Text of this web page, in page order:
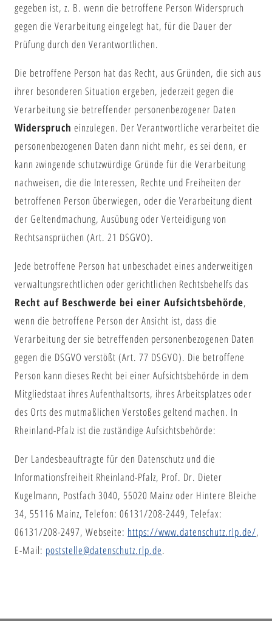
gegeben ist, z. B. wenn die betroffene Person Widerspruch
gegen die Verarbeitung eingelegt hat, für die Dauer der
Prüfung durch den Verantwortlichen.
Die betroffene Person hat das Recht, aus Gründen, die sich aus
ihrer besonderen Situation ergeben, jederzeit gegen die
Verarbeitung sie betreffender personenbezogener Daten
Widerspruch einzulegen. Der Verantwortliche verarbeitet die
personenbezogenen Daten dann nicht mehr, es sei denn, er
kann zwingende schutzwürdige Gründe für die Verarbeitung
nachweisen, die die Interessen, Rechte und Freiheiten der
betroffenen Person überwiegen, oder die Verarbeitung dient
der Geltendmachung, Ausübung oder Verteidigung von
Rechtsansprüchen (Art. 21 DSGVO).
Jede betroffene Person hat unbeschadet eines anderweitigen
verwaltungsrechtlichen oder gerichtlichen Rechtsbehelfs das
Recht auf Beschwerde bei einer Aufsichtsbehörde,
wenn die betroffene Person der Ansicht ist, dass die
Verarbeitung der sie betreffenden personenbezogenen Daten
gegen die DSGVO verstößt (Art. 77 DSGVO). Die betroffene
Person kann dieses Recht bei einer Aufsichtsbehörde in dem
Mitgliedstaat ihres Aufenthaltsorts, ihres Arbeitsplatzes oder
des Orts des mutmaßlichen Verstoßes geltend machen. In
Rheinland-Pfalz ist die zuständige Aufsichtsbehörde:
Der Landesbeauftragte für den Datenschutz und die
Informationsfreiheit Rheinland-Pfalz, Prof. Dr. Dieter
Kugelmann, Postfach 3040, 55020 Mainz oder Hintere Bleiche
34, 55116 Mainz, Telefon: 06131/208-2449, Telefax:
06131/208-2497, Webseite: https://www.datenschutz.rlp.de/,
E-Mail: poststelle@datenschutz.rlp.de.